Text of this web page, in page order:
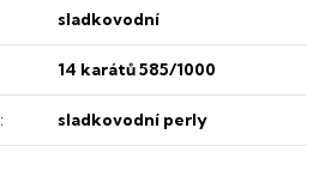
sladkovodní
14 karátů 585/1000
: sladkovodní perly